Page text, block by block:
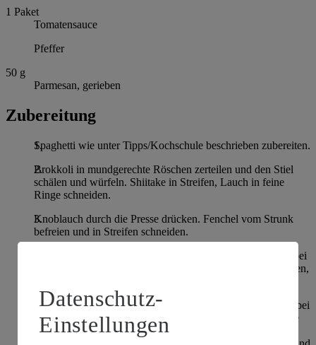
1 Paket
Tomatensauce
Pfeffer
50 g
Parmesan, gerieben
Zubereitung
Spaghetti wie unter Tipps/Kochschule beschrieben zubereiten.
Brokkoli in mundgerechte Röschen zerteilen und den Stiel
schälen und würfeln. Shiitake in Streifen, Lauch in feine
Ringe schneiden.
Knoblauch durch die Presse drücken. Fenchel vom Strunk
befreien und in Streifen schneiden.
Shiitake mit den abgestreiften Rosmarinnadeln in 1 EL Öl bei
mittlerer Hitze fünf Minuten anbraten aus der Pfanne nehmen,
Brokkoli, Lauch, Knoblauch und Fenchel im restlichen Öl bei
mittlerer Hitze 5 bis 8 Minuten anbraten. Die Tomatensauce
und die Pilze zugeben, erwärmen und alles mit Pfeffer und
Datenschutz-
Einstellungen